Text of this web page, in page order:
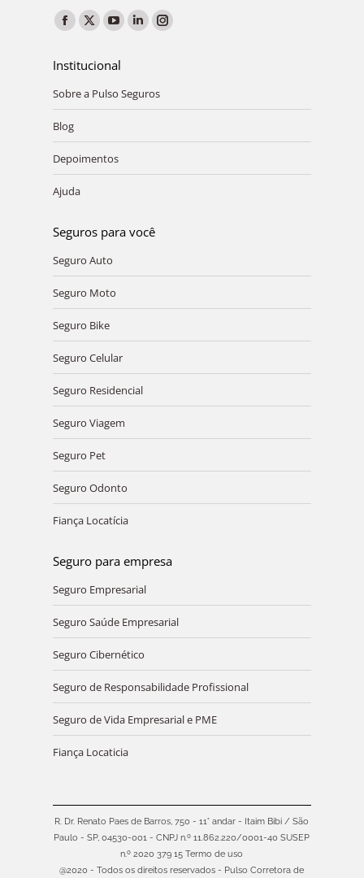
Encontre-nos em:
Facebook
opens
in
window
X
opens
in
YouTube
opens
in
Linkedin
in
Instagram
Institucional
Sobre a Pulso Seguros
Blog
Depoimentos
Ajuda
Seguros para você
Seguro Auto
Seguro Moto
Seguro Bike
Seguro Celular
Seguro Residencial
Seguro Viagem
Seguro Pet
Seguro Odonto
Fiança Locatícia
Seguro para empresa
Seguro Empresarial
Seguro Saúde Empresarial
Seguro Cibernético
Seguro de Responsabilidade Profissional
Seguro de Vida Empresarial e PME
Fiança Locaticia
R. Dr. Renato Paes de Barros, 750 - 11° andar - Itaim Bibi / São
Paulo - SP, 04530-001 - CNPJ n.º 11.862.220/0001-40 SUSEP
n.º 2020 379 15Termo de uso
@2020 - Todos os direitos reservados - Pulso Corretora de